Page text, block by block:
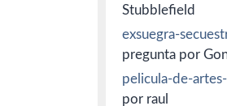
Stubblefield
exsuegra-
pregunta por
pelicula-de-
por raul